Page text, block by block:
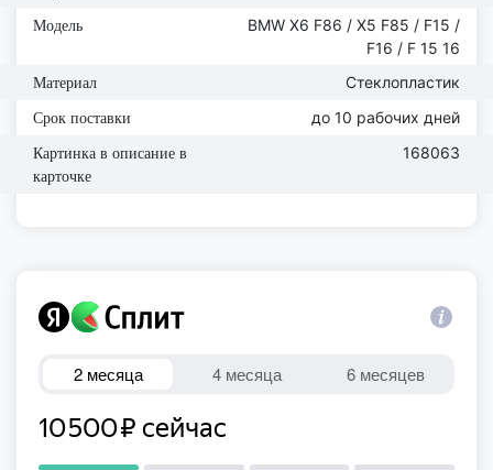
Модель
BMW X6 F86 / X5 F85 / F15 /
F16 / F 15 16
Материал Стеклопластик
Срок поставки до 10 рабочих дней
Картинка в описание в
карточке
168063